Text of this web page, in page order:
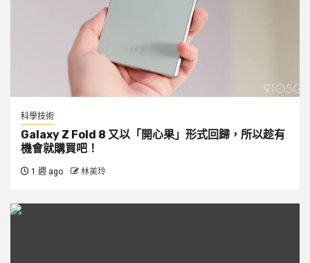
科學技術
Galaxy Z Fold 8 又以「開心果」形式回歸，所以趁有
機會就購買吧！
1 週 ago 林美玲